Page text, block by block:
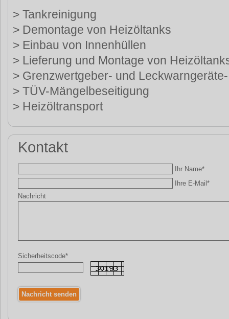
> Tankreinigung
> Demontage von Heizöltanks
> Einbau von Innenhüllen
> Lieferung und Montage von
> Grenzwertgeber- und
> TÜV-Mängelbeseitigung
> Heizöltransport
Kontakt
Ihr Name*
Ihre E-Mail*
Nachricht
Sicherheitscode*